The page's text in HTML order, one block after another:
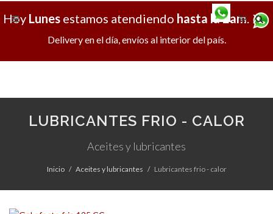
X
Hoy Lunes estamos atendiendo hasta la 2am.
Delivery en el día, envíos al interior del país.
LUBRICANTES FRIO - CALOR
Aceites y lubricantes
Inicio Aceites y lubricantes Lubricantes frio - calor